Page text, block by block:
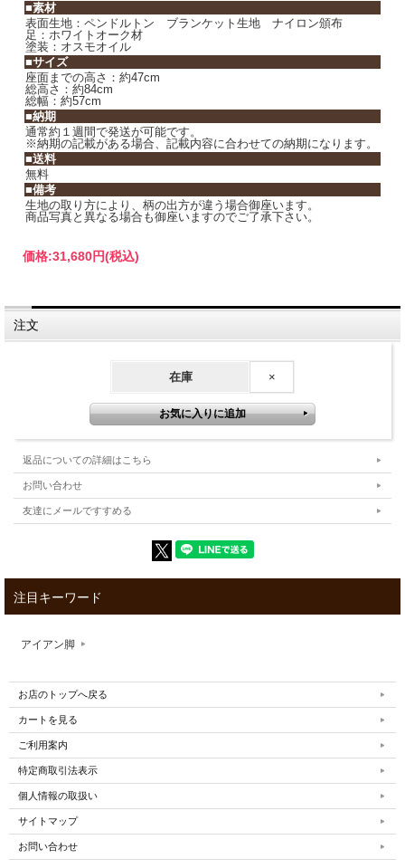
■素材
表面生地：ペンドルトン ブランケット生地 ナイロン頒布
足：ホワイトオーク材
塗装：オスモオイル
■サイズ
座面までの高さ：約47cm
総高さ：約84cm
総幅：約57cm
■納期
通常約１週間で発送が可能です。
※納期の記載がある場合、記載内容に合わせての納期になります。
■送料
無料
■備考
生地の取り方により、柄の出方が違う場合御座います。
商品写真と異なる場合も御座いますのでご了承下さい。
価格:31,680円(税込)
注文
在庫 ×
返品についての詳細はこちら
お問い合わせ
友達にメールですすめる
注目キーワード
アイアン脚
お店のトップへ戻る
カートを見る
ご利用案内
特定商取引法表示
個人情報の取扱い
サイトマップ
お問い合わせ